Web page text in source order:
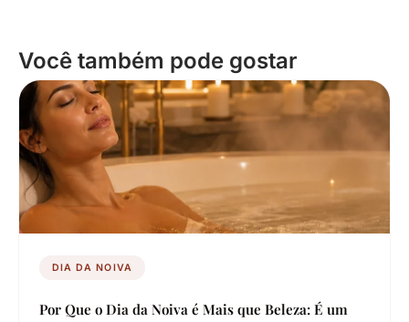
Você também pode gostar
DIA DA NOIVA
Por Que o Dia da Noiva é Mais que Beleza: É um